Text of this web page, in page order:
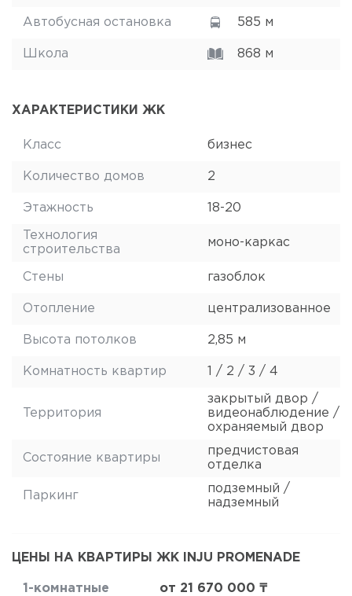
Автобусная остановка 585 м
Школа 868 м
ХАРАКТЕРИСТИКИ ЖК
Класс бизнес
Количество домов 2
Этажность 18-20
Технология
строительства
моно-каркас
Стены газоблок
Отопление централизованное
Высота потолков 2,85 м
Комнатность квартир 1 / 2 / 3 / 4
Территория
закрытый двор /
видеонаблюдение /
охраняемый двор
Состояние квартиры
предчистовая
отделка
Паркинг
подземный /
надземный
ЦЕНЫ НА КВАРТИРЫ ЖК INJU PROMENADE
1-комнатные от 21 670 000 ₸